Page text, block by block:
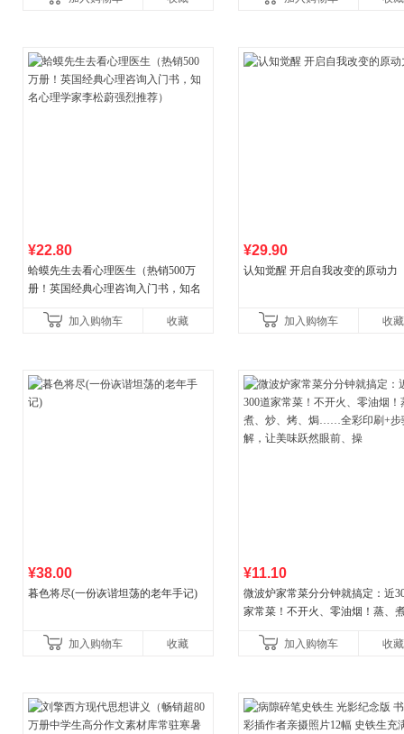
¥22.80
蛤蟆先生去看心理医生（热销500万
册！英国经典心理咨询入门书，知名
加入购物车
收藏
¥29.90
认知觉醒 开启自我改变的原动力
加入购物车 收藏
¥38.00
暮色将尽(一份诙谐坦荡的老年手记)
加入购物车 收藏
¥11.10
微波炉家常菜分分钟就搞定：近
家常菜！不开火、零油烟！蒸、
让美味跃然眼前、操
加入购物车 收藏